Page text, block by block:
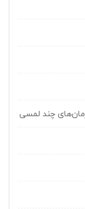
چند لمسی